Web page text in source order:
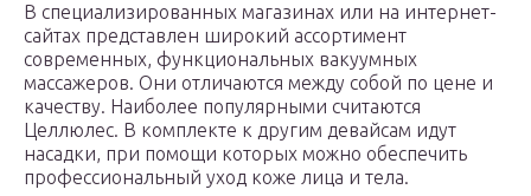
В специализированных магазинах или на интернет-
сайтах представлен широкий ассортимент
современных, функциональных вакуумных
массажеров. Они отличаются между собой по цене и
качеству. Наиболее популярными считаются
Целлюлес. В комплекте к другим девайсам идут
насадки, при помощи которых можно обеспечить
профессиональный уход коже лица и тела.